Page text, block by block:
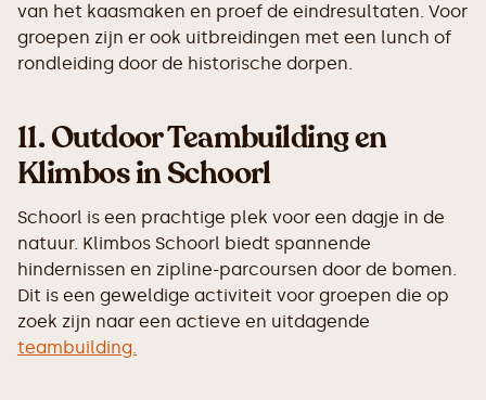
van het kaasmaken en proef de eindresultaten. Voor
groepen zijn er ook uitbreidingen met een lunch of
rondleiding door de historische dorpen.
11.Outdoor Teambuilding en
Klimbos in Schoorl
Schoorl is een prachtige plek voor een dagje in de
natuur. Klimbos Schoorl biedt spannende
hindernissen en zipline-parcoursen door de bomen.
Dit is een geweldige activiteit voor groepen die op
zoek zijn naar een actieve en uitdagende
teambuilding.